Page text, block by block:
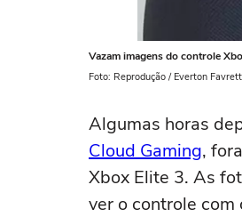
Vazam imagens do controle
Foto: Reprodução / Everton
Algumas horas
Cloud Gaming,
Xbox Elite 3. As
ver o controle